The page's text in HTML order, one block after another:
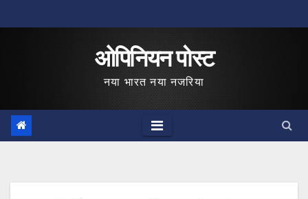
to
ओपिनियन पोस्ट
नया भारत नया नजरिया